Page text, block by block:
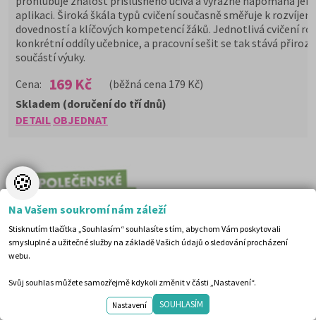
aplikaci. Široká škála typů cvičení současně směřuje k rozvíjení
dovedností a klíčových kompetencí žáků. Jednotlivá cvičení
konkrétní oddíly učebnice, a pracovní sešit se tak stává
součástí výuky.
Cena:
169 Kč (běžná cena 179 Kč)
DETAIL OBJEDNAT
Skladem (doručení do tří dnů)
🍪
Na Vašem soukromí nám záleží
Stisknutím tlačítka „Souhlasím“ souhlasíte s tím, abychom Vám poskytovali
smysluplné a užitečné služby na základě Vašich údajů o sledování procházení
webu.
Svůj souhlas můžete samozřejmě kdykoli změnit v části „Nastavení“.
Nastavení SOUHLASÍM